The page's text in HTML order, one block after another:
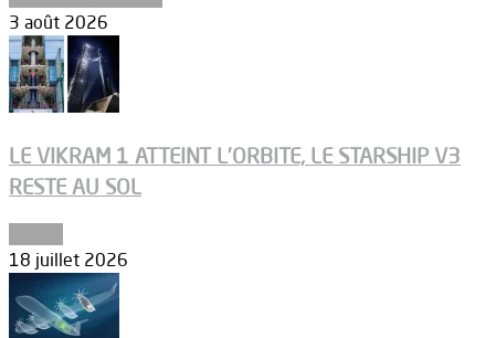
3 août 2026
LE VIKRAM 1 ATTEINT L’ORBITE, LE STARSHIP V3
RESTE AU SOL
18 juillet 2026